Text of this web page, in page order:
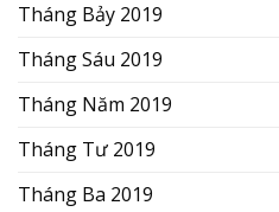
Tháng Bảy 2019
Tháng Sáu 2019
Tháng Năm 2019
Tháng Tư 2019
Tháng Ba 2019